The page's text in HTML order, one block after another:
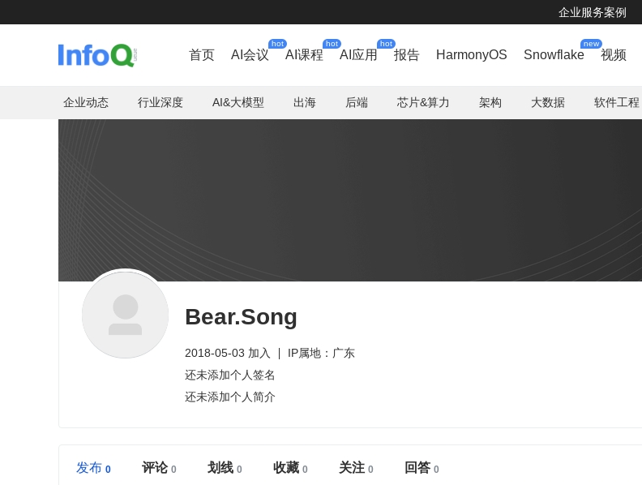
企业服务案例
首页 AI会议
hot
AI课程
hot
AI应用
hot
报告 HarmonyOS Snowflake
new
视频
企业动态 行业深度 AI&大模型 出海 后端 芯片&算力 架构 大数据 软件工程
Bear.Song
2018-05-03 加入
IP属地：广东
还未添加个人签名
还未添加个人简介
发布 评论 划线 收藏 关注 回答